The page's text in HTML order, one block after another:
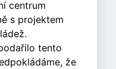
centrum
s projektem
tento
že